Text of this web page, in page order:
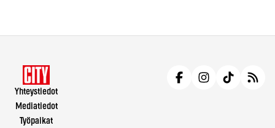
Yhteystiedot
Mediatiedot
Työpaikat